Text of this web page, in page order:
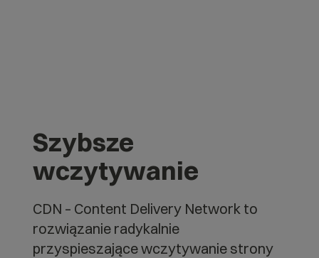
Szybsze
wczytywanie
CDN – Content Delivery Network to
rozwiązanie radykalnie
przyspieszające wczytywanie strony